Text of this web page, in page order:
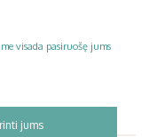
jums
visada pasiruošę jums